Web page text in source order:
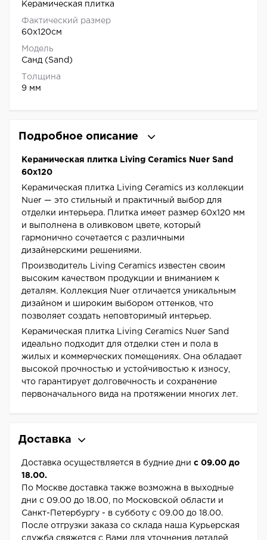
Керамическая плитка
Фактический размер
60x120см
Модель
Санд (Sand)
Толщина
9 мм
Подробное описание
Керамическая плитка Living Ceramics Nuer Sand
60x120
Керамическая плитка Living Ceramics из коллекции
Nuer — это стильный и практичный выбор для
отделки интерьера. Плитка имеет размер 60x120 мм
и выполнена в оливковом цвете, который
гармонично сочетается с различными
дизайнерскими решениями.
Производитель Living Ceramics известен своим
высоким качеством продукции и вниманием к
деталям. Коллекция Nuer отличается уникальным
дизайном и широким выбором оттенков, что
позволяет создать неповторимый интерьер.
Керамическая плитка Living Ceramics Nuer Sand
идеально подходит для отделки стен и пола в
жилых и коммерческих помещениях. Она обладает
высокой прочностью и устойчивостью к износу,
что гарантирует долговечность и сохранение
первоначального вида на протяжении многих лет.
Доставка
Доставка осуществляется в будние дни с 09.00 до
18.00.
По Москве доставка также возможна в выходные
дни с 09.00 до 18.00, по Московской области и
Санкт-Петербургу - в субботу с 09.00 до 18.00.
После отгрузки заказа со склада наша Курьерская
служба свяжется с Вами для уточнения деталей